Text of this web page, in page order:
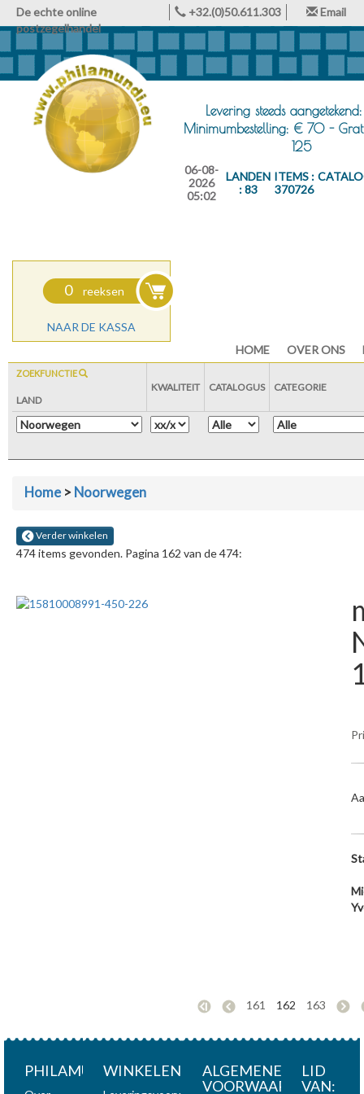
De echte online
postzegelhandel
+32.(0)50.611.303 Email
Levering steeds
Minimumbestelling: € 70 -
125
06-08-
2026
05:02
LANDEN
: 83
ITEMS :
370726
0 reeksen
NAAR DE KASSA
HOME
OVER ONS
ZOEKFUNCTIE
LAND
KWALITEIT CATALOGUS CATEGORIE
Home>Noorwegen
Verder winkelen
474 items gevonden. Pagina 162 van de 474:
161 162 163
PHILAMUNDIWINKELEN
ALGEMENE
VOORWAARDEN
LID
VAN: